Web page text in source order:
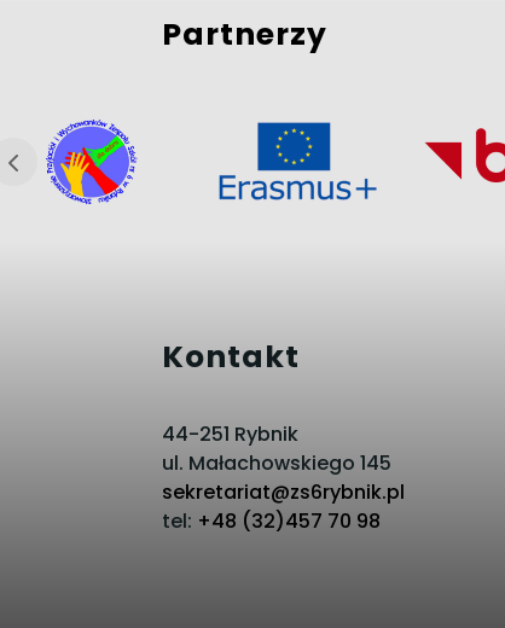
Partnerzy
Kontakt
44-251 Rybnik
ul. Małachowskiego 145
sekretariat@zs6rybnik.pl
tel: +48 (32)457 70 98